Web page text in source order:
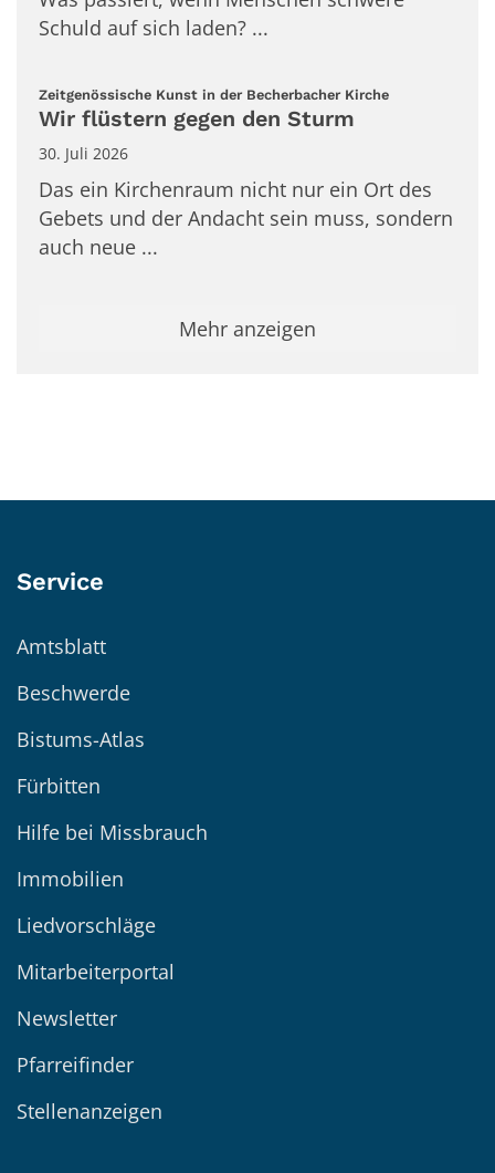
Schuld auf sich laden? ...
Zeitgenössische Kunst in der Becherbacher Kirche:
Wir flüstern gegen den Sturm
30. Juli 2026
Das ein Kirchenraum nicht nur ein Ort des
Gebets und der Andacht sein muss, sondern
auch neue ...
Mehr anzeigen
Service
Amtsblatt
Beschwerde
Bistums-Atlas
Fürbitten
Hilfe bei Missbrauch
Immobilien
Liedvorschläge
Mitarbeiterportal
Newsletter
Pfarreifinder
Stellenanzeigen